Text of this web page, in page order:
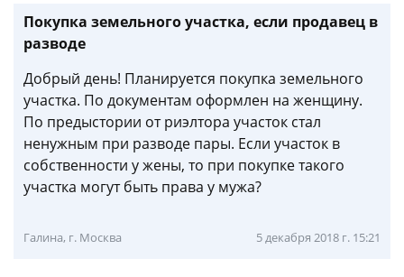
Покупка земельного участка, если продавец в
разводе
Добрый день! Планируется покупка земельного
участка. По документам оформлен на женщину.
По предыстории от риэлтора участок стал
ненужным при разводе пары. Если участок в
собственности у жены, то при покупке такого
участка могут быть права у мужа?
Галина, г. Москва 5 декабря 2018 г. 15:21